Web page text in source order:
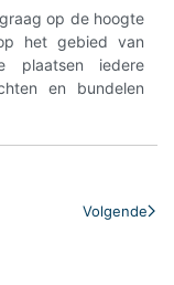
op de hoogte
het gebied van
plaatsen iedere
en bundelen
Volgende